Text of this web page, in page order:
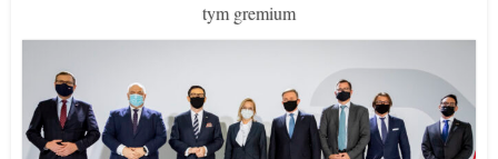
tym gremium